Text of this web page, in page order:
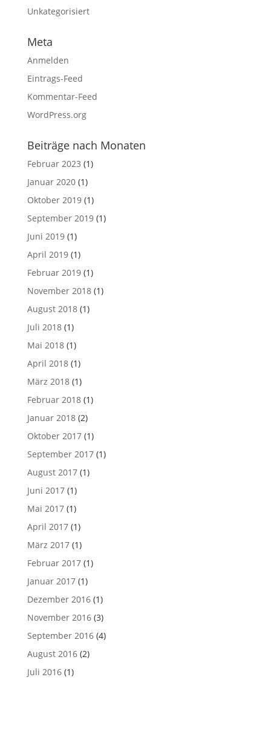
Unkategorisiert
Meta
Anmelden
Eintrags-Feed
Kommentar-Feed
WordPress.org
Beiträge nach Monaten
Februar 2023 (1)
Januar 2020(1)
Oktober 2019(1)
September 2019(1)
Juni 2019(1)
April 2019(1)
Februar 2019(1)
November 2018(1)
August 2018(1)
Juli 2018(1)
Mai 2018(1)
April 2018(1)
März 2018(1)
Februar 2018(1)
Januar 2018(2)
Oktober 2017(1)
September 2017(1)
August 2017(1)
Juni 2017(1)
Mai 2017(1)
April 2017(1)
März 2017(1)
Februar 2017(1)
Januar 2017(1)
Dezember 2016(1)
November 2016(3)
September 2016(4)
August 2016(2)
Juli 2016(1)